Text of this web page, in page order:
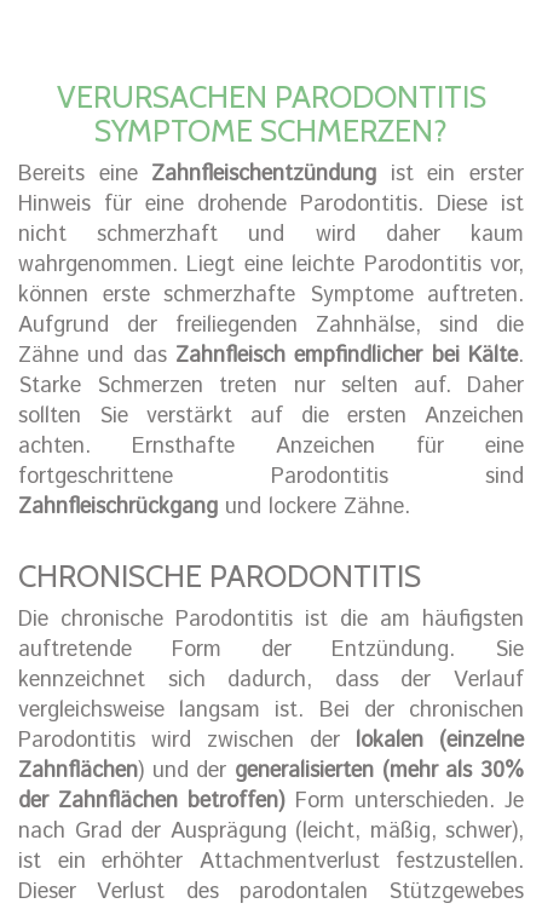
VERURSACHEN PARODONTITIS
SYMPTOME SCHMERZEN?
Bereits eine Zahnfleischentzündung ist ein erster
Hinweis für eine drohende Parodontitis. Diese ist
nicht schmerzhaft und wird daher kaum
wahrgenommen. Liegt eine leichte Parodontitis vor,
können erste schmerzhafte Symptome auftreten.
Aufgrund der freiliegenden Zahnhälse, sind die
Zähne und das Zahnfleisch empfindlicher bei Kälte.
Starke Schmerzen treten nur selten auf. Daher
sollten Sie verstärkt auf die ersten Anzeichen
achten. Ernsthafte Anzeichen für eine
fortgeschrittene Parodontitis sind
Zahnfleischrückgang und lockere Zähne.
CHRONISCHE PARODONTITIS
Die chronische Parodontitis ist die am häufigsten
auftretende Form der Entzündung. Sie
kennzeichnet sich dadurch, dass der Verlauf
vergleichsweise langsam ist. Bei der chronischen
Parodontitis wird zwischen der lokalen (einzelne
Zahnflächen) und der generalisierten (mehr als 30%
der Zahnflächen betroffen)Form unterschieden. Je
nach Grad der Ausprägung (leicht, mäßig, schwer),
ist ein erhöhter Attachmentverlust festzustellen.
Dieser Verlust des parodontalen Stützgewebes